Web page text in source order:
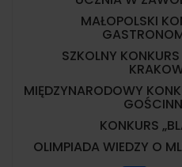
MAŁOPOLSKI
SZKOLNY
MIĘDZYNARODOWY
KONKURS
OLIMPIADA WIEDZY O